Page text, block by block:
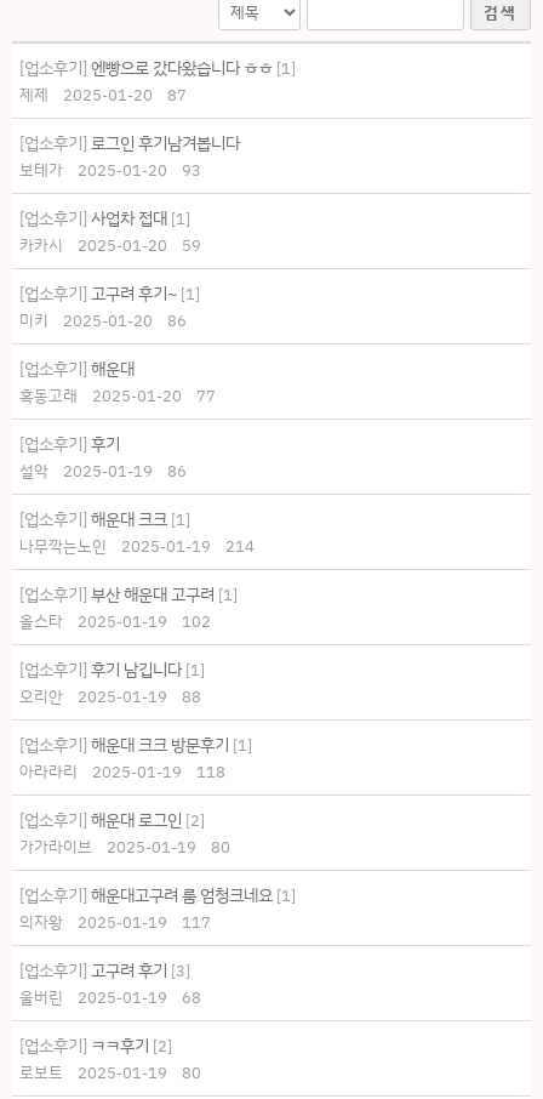
검색
[업소후기] 엔빵으로 갔다왔습니다 ㅎㅎ [1]
제제
2025-01-20 87
[업소후기] 로그인 후기남겨봅니다
보테가 2025-01-20 93
[업소후기] 사업차 접대 [1]
카카시
2025-01-20 59
[업소후기] 고구려 후기~ [1]
미키
2025-01-20 86
[업소후기] 해운대
혹동고래 2025-01-20 77
[업소후기] 후기
설악 2025-01-19 86
[업소후기] 해운대 크크 [1]
나무깍는노인
2025-01-19 214
[업소후기] 부산 해운대 고구려 [1]
올스타
2025-01-19 102
[업소후기] 후기 남깁니다[1]
오리안
2025-01-19 88
[업소후기] 해운대 크크 방문후기 [1]
아라라리
2025-01-19 118
[업소후기] 해운대 로그인 [2]
가가라이브
2025-01-19 80
[업소후기] 해운대고구려 룸 엄청크네요 [1]
의자왕
2025-01-19 117
[업소후기] 고구려 후기 [3]
울버린
2025-01-19 68
[업소후기] ㅋㅋ후기 [2]
로보트
2025-01-19 80